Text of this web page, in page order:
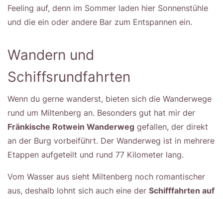
Feeling auf, denn im Sommer laden hier Sonnenstühle
und die ein oder andere Bar zum Entspannen ein.
Wandern und
Schiffsrundfahrten
Wenn du gerne wanderst, bieten sich die Wanderwege
rund um Miltenberg an. Besonders gut hat mir der
Fränkische Rotwein Wanderweg gefallen, der direkt
an der Burg vorbeiführt. Der Wanderweg ist in mehrere
Etappen aufgeteilt und rund 77 Kilometer lang.
Vom Wasser aus sieht Miltenberg noch romantischer
aus, deshalb lohnt sich auch eine der Schifffahrten auf